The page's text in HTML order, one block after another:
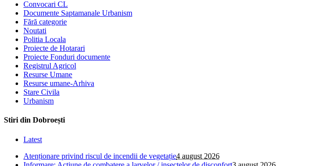
Convocari CL
Documente Saptamanale Urbanism
Fără categorie
Noutati
Politia Locala
Proiecte de Hotarari
Proiecte Fonduri documente
Registrul Agricol
Resurse Umane
Resurse umane-Arhiva
Stare Civila
Urbanism
Stiri din Dobroești
Latest
Atenționare privind riscul de incendii de vegetație4 august 2026